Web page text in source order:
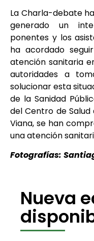
La Charla-debate
generado un
ponentes y los
ha acordado
atención sanitaria
autoridades a
solucionar esta
de la Sanidad
del Centro de Salud
Viana, se han
una atención
Fotografías:
Nueva